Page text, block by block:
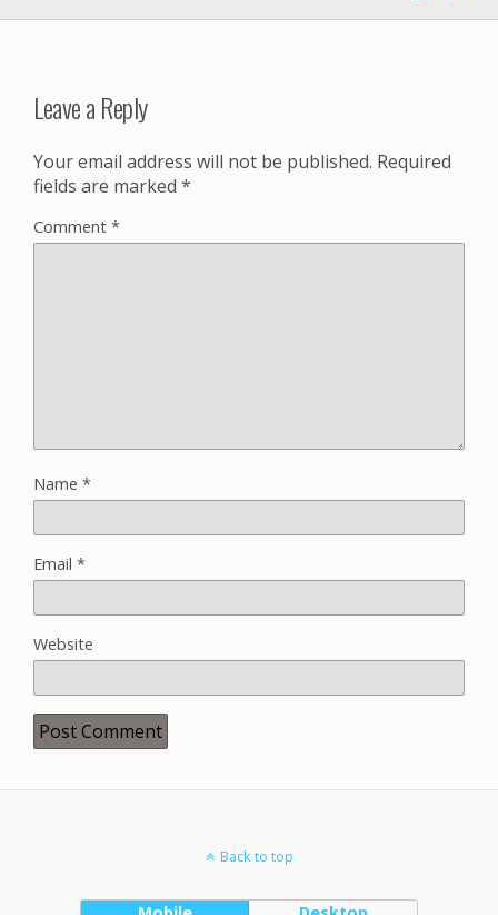
Leave a Reply
Your email address will not be published. Required
fields are marked *
Comment *
Name *
Email *
Website
Back to top